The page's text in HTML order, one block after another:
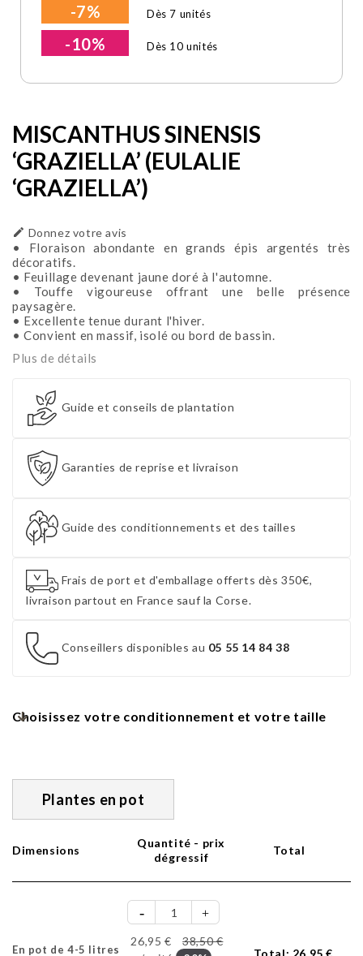
-7% Dès 7 unités
-10% Dès 10 unités
MISCANTHUS SINENSIS
‘GRAZIELLA’ (EULALIE
‘GRAZIELLA’)
 Donnez votre avis
• Floraison abondante en grands épis argentés très
décoratifs.
• Feuillage devenant jaune doré à l'automne.
• Touffe vigoureuse offrant une belle présence
paysagère.
• Excellente tenue durant l'hiver.
• Convient en massif, isolé ou bord de bassin.
Plus de détails
Guide et conseils de plantation
Garanties de reprise et livraison
Guide des conditionnements et des tailles
Frais de port et d'emballage offerts dès 350€,
livraison partout en France sauf la Corse.
Conseillers disponibles au 05 55 14 84 38
Choisissez votre conditionnement et votre taille
Plantes en pot
Dimensions
Quantité - prix
dégressif
Total
En pot de 4-5 litres
26,95 €
38,50 €
Total: 26,95 €